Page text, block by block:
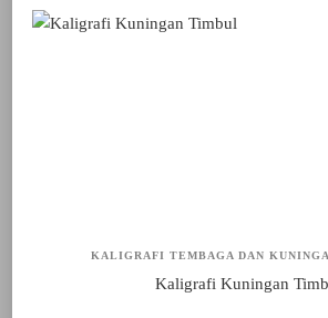
KALIGRAFI TEMBAGA DAN
Kaligrafi Kuningan